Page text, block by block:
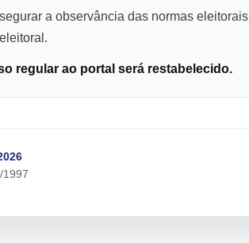
a observância das normas eleitorais
regular ao portal será restabelecido.
1997